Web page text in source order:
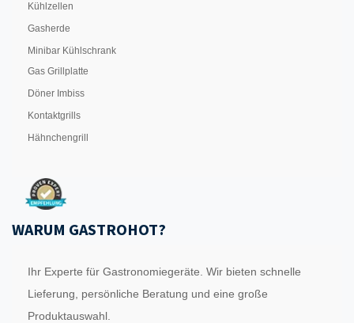
Kühlzellen
Gasherde
Minibar Kühlschrank
Gas Grillplatte
Döner Imbiss
Kontaktgrills
Hähnchengrill
WARUM GASTROHOT?
Ihr Experte für Gastronomiegeräte. Wir bieten schnelle
Lieferung, persönliche Beratung und eine große
Produktauswahl.